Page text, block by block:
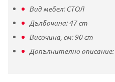
Вид мебел:СТОЛ
Дълбочина:47cm
Височина, см:90cm
Допълнително описание: